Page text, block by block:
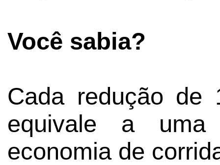
Você sabia?
Cada redução de
equivale a
economia de